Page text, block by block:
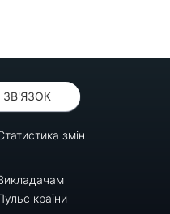
змін
країни